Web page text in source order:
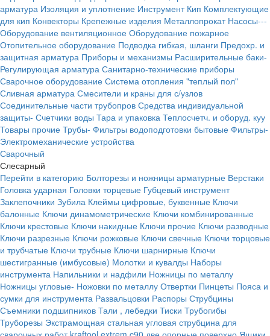
арматура Изоляция и уплотнение Инструмент Кип Комплектующие
для кип Конвекторы Крепежные изделия Металлопрокат Насосы---
Оборудование вентиляционное Оборудование пожарное
Отопительное оборудование Подводка гибкая, шланги Предохр. и
защитная арматура Приборы и механизмы Расширительные баки-
Регулирующая арматура Санитарно-технические приборы
Сварочное оборудование Система отопления "теплый пол"
Сливная арматура Смесители и краны для с/узлов
Соединительные части трубопров Средства индивидуальной
защиты- Счетчики воды Тара и упаковка Теплосчетч. и оборуд. куу
Товары прочие Трубы- Фильтры водоподготовки бытовые Фильтры-
Электромеханические устройства
Сварочный
Слесарный
Перейти в категорию Болторезы и ножницы арматурные Верстаки
Головка ударная Головки торцевые Губцевый инструмент
Заклепочники Зубила Клеймы цифровые, буквенные Ключи
балонные Ключи динамометрические Ключи комбинированные
Ключи крестовые Ключи накидные Ключи прочие Ключи разводные
Ключи разрезные Ключи рожковые Ключи свечные Ключи торцовые
и трубчатые Ключи трубные Ключи шарнирные Ключи
шестигранные (имбусовые) Молотки и кувалды Наборы
инструмента Напильники и надфили Ножницы по металлу
Ножницы угловые- Ножовки по металлу Отвертки Пинцеты Пояса и
сумки для инструмента Развальцовки Распоры Струбцины
Съемники подшипников Тали , лебедки Тиски Трубогибы
Труборезы Экстрамощная стальная угловая струбцина для